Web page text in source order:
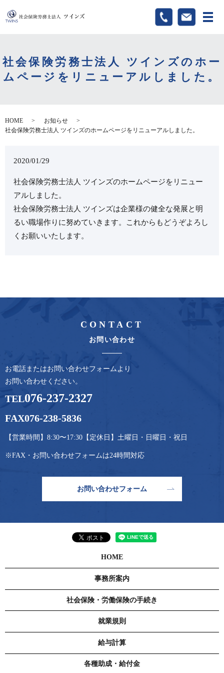
メ
社会保険労務士法人 ツインズのホー
ムページをリニューアルしました。
HOME
お知らせ
社会保険労務士法人 ツインズのホームページをリニューアルしました。
2020/01/29
社会保険労務士法人 ツインズのホームページをリニュー
アルしました。
社会保険労務士法人 ツインズは企業様の健全な発展と明
るい職場作りに努めていきます。これからもどうぞよろし
くお願いいたします。
CONTACT
お問い合わせ
お電話またはお問い合わせフォームより
お問い合わせください。
TEL076-237-2327
FAX076-238-5836
【営業時間】8:30〜17:30【定休日】土曜日・日曜日・祝日
※FAX・お問い合わせフォームは24時間対応
お問い合わせフォーム
HOME
事務所案内
社会保険・労働保険の手続き
就業規則
給与計算
各種助成・給付金